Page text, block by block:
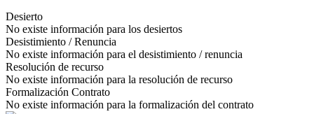
Desierto
No existe información para los desiertos
Desistimiento / Renuncia
No existe información para el desistimiento / renuncia
Resolución de recurso
No existe información para la resolución de recurso
Formalización Contrato
No existe información para la formalización del contrato